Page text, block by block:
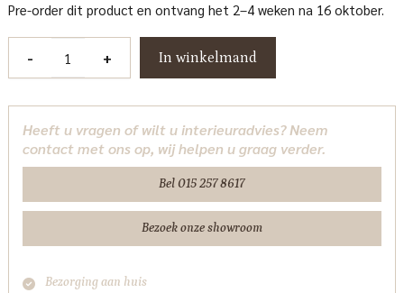
Pre-order dit product en ontvang het 2–4 weken na 16 oktober.
-
90x90
(cumulus)
Richmond
aantal
+ In winkelmand
Heeft u vragen of wilt u interieuradvies? Neem
contact met ons op, wij helpen u graag verder.
Bel 015 257 8617
Bezoek onze showroom
Bezorging aan huis